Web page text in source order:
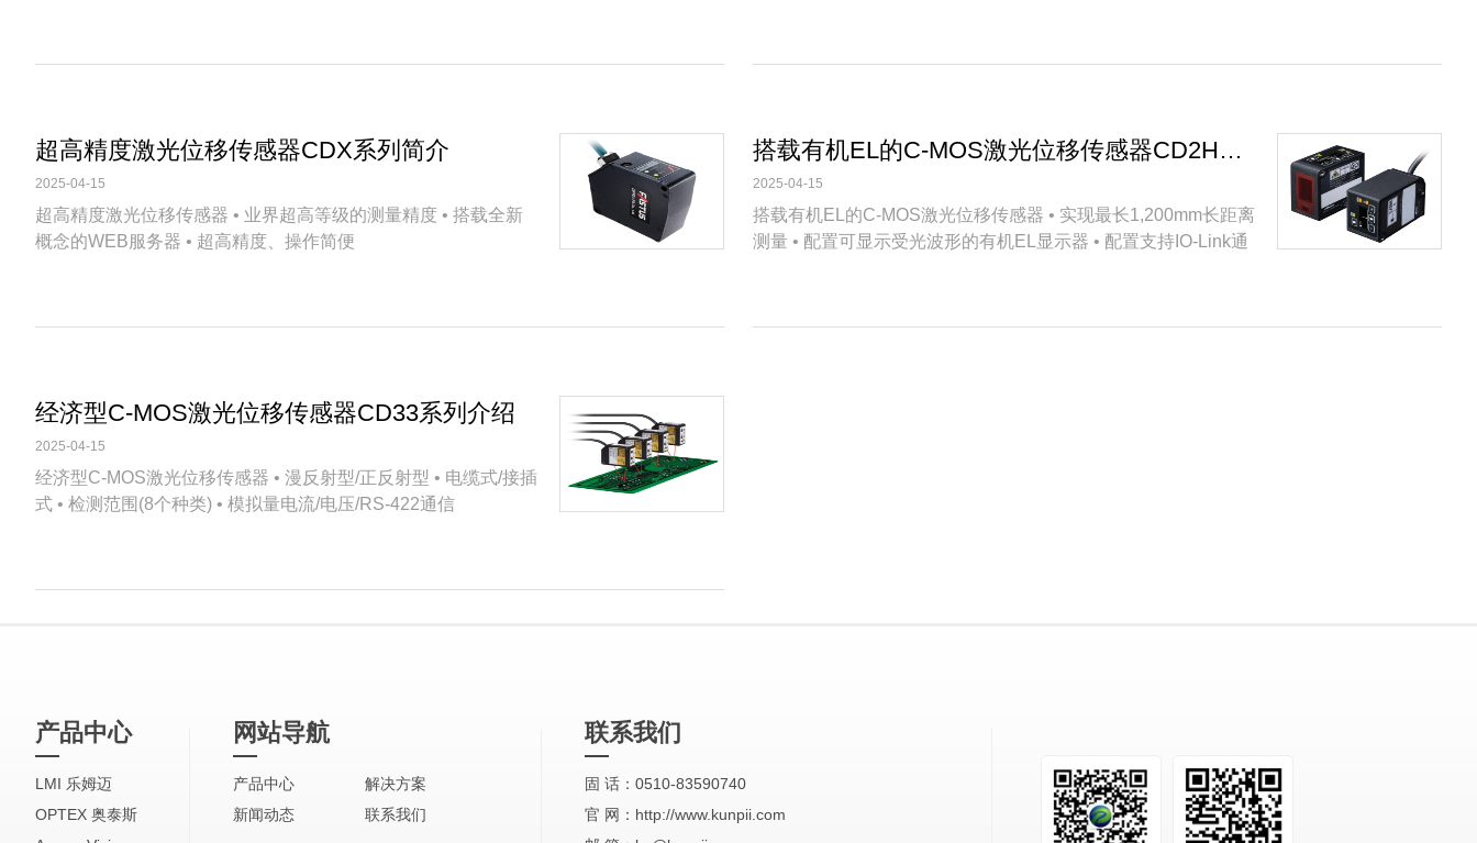
超高精度激光位移传感器CDX系列简介
2025-04-15
超高精度激光位移传感器 • 业界超高等级的测量精度 • 搭载全新
概念的WEB服务器 • 超高精度、操作简便
搭载有机EL的C-MOS激光位移传感器CD2H系列
2025-04-15
搭载有机EL的C-MOS激光位移传感器 • 实现最长1,200mm长距离
测量 • 配置可显示受光波形的有机EL显示器 • 配置支持IO-Link通
经济型C-MOS激光位移传感器CD33系列介绍
2025-04-15
经济型C-MOS激光位移传感器 • 漫反射型/正反射型 • 电缆式/接插
式 • 检测范围(8个种类) • 模拟量电流/电压/RS-422通信
产品中心
LMI 乐姆迈
OPTEX 奥泰斯
网站导航
产品中心
解决方案
新闻动态
联系我们
联系我们
固 话：0510-83590740
官 网：http://www.kunpii.com